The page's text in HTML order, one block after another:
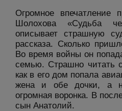
Огромное впечатление
Шолохова «Судьба
описывает страшную
рассказа. Сколько
Во время войны он
семью. Страшно читать
как в его дом попала
жена и обе дочки, а
огромная воронка. В
сын Анатолий.